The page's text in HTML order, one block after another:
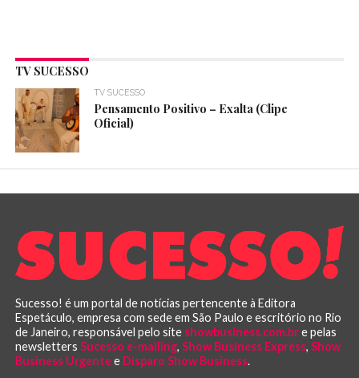
TV SUCESSO
TV SUCESSO
Pensamento Positivo – Exalta (Clipe
Oficial)
Sucesso! é um portal de notícias pertencente à Editora
Espetáculo, empresa com sede em São Paulo e escritório no Rio
de Janeiro, responsável pelo site showbusiness.com.bre pelas
newsletters Sucesso e-mailing, Show Business Express, Show
Business Urgentee Disparo Show Business.